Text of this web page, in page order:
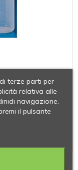
A COLLO
terze parti per
relativa alle
navigazione.
il pulsante